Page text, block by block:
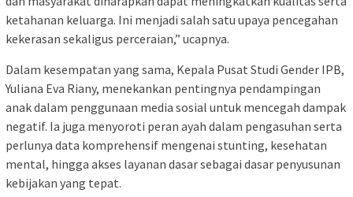
ketahanan keluarga. Ini menjadi salah satu upaya pencegahan
kekerasan sekaligus perceraian,” ucapnya.
Dalam kesempatan yang sama, Kepala Pusat Studi Gender IPB,
Yuliana Eva Riany, menekankan pentingnya pendampingan
anak dalam penggunaan media sosial untuk mencegah dampak
negatif. Ia juga menyoroti peran ayah dalam pengasuhan serta
perlunya data komprehensif mengenai stunting, kesehatan
mental, hingga akses layanan dasar sebagai dasar penyusunan
kebijakan yang tepat.